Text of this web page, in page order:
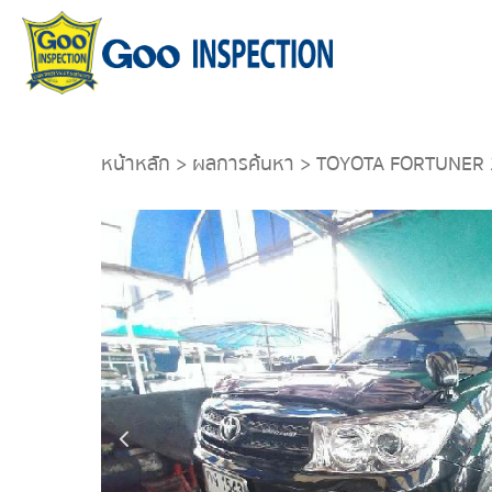
หน้าหลัก > ผลการค้นหา > TOYOTA